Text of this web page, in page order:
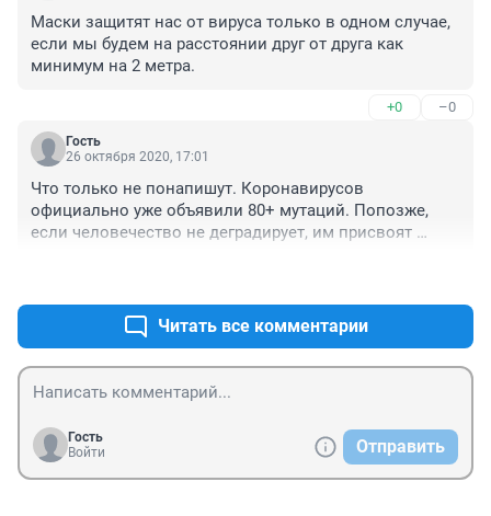
Маски защитят нас от вируса только в одном случае,
если мы будем на расстоянии друг от друга как
минимум на 2 метра.
+0 –0
Гость
26 октября 2020, 17:01
Что только не понапишут. Коронавирусов
официально уже объявили 80+ мутаций. Попозже,
если человечество не деградирует, им присвоят
1) Более 2 часов в неделю дышать свежим не
загазованным лиственным воздухом
2) Приоритет на легкую углеводную пищу
3) Дышать носом, если нет, сморкаться, черт побери,
4) Маски должны быть светлыми и стерильными,
клапаны только для врачей при исполнении, ибо это
вредит окружающей среде
Читать все комментарии
Гость
Войти
Отправить